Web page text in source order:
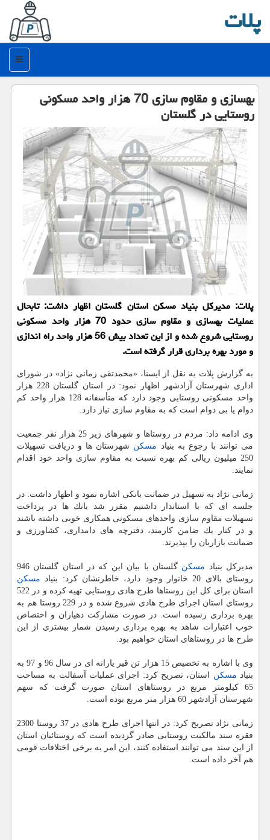
پلات
منو
بهسازی و مقاوم سازی 70 هزار واحد مسكونی
روستایی در گلستان
پلات: مدیركل بنیاد مسكن استان گلستان اظهار داشت: تابحال
عملیات بهسازی و مقاوم سازی حدود 70 هزار واحد مسكونی
روستایی شروع شده و از این تعداد بیش 56 هزار واحد راه اندازی
و مورد بهره برداری قرار گرفته است.
به گزارش پلات به نقل از ایسنا، «محمدتقی زمانی ‎نژاد» در شورای
اداری شهرستان آزادشهر اظهار نمود: در استان گلستان 228 هزار
واحد مسكونی روستایی وجود دارد كه متأسفانه 128 هزار واحد كم
دوام یا بی دوام است كه به مقاوم سازی نیاز دارد.
وی ادامه داد: مردم در روستاها و شهرهای زیر 25 هزار نفر جمعیت
می توانند با رجوع به بنیاد مسكن شهرستان ها و دریافت تسهیلات
250 میلیون ریالی كم بهره نسبت به مقاوم سازی واحد خود اقدام
نمایند.
زمانی نژاد به تسهیل در ضمانت بانكی اشاره نمود و اظهار داشت: در
جلسه ای كه با استاندار داشتیم مقرر شد بانك ها در پرداخت
تسهیلات مقاوم سازی واحدهای مسكونی همكاری خوبی داشته باشند
و در كنار یك ضامن كارمند، دفترچه های دامداری، كشاورزی و
ضمانت بازاریان را بپذیرند.
مدیركل بنیاد مسكن
گلستان با بیان این كه در استان گلستان 946
روستای بالای 20 خانوار وجود دارد، خاطرنشان كرد: بنیاد
مسكن
استان برای كل این روستاها طرح هادی روستایی تهیه كرده و در 522
روستای استان اجرای طرح هادی شروع شده و در 229 روستا هم به
بهره برداری رسیده است. در صورت مشاركت دهیاران و اختصاص
خوب اعتبارات شاهد به بهره برداری رسیدن شمار بیشتری از این
طرح ها در روستاهای استان خواهیم بود.
وی با اشاره به تخصیص 15 هزار تن قیر یارانه ای در سال 96 و 97 به
بنیاد مسكن استان، تصریح كرد: اجرای عملیات آسفالت به مساحت
65 كیلومتر مربع در روستاهای استان صورت گرفت كه سهم
شهرستان آزادشهر 60 هزار متر مربع بوده است.
زمانی نژاد تصریح كرد: در انتها اجرای طرح هادی در 37 روستا 2300
فقره سند مالكیت روستایی صادر گردیده است كه روستائیان استان
از این سند می توانند استفاده كنند، این امر به برخی اختلافات قومی
هم آخر داده است.